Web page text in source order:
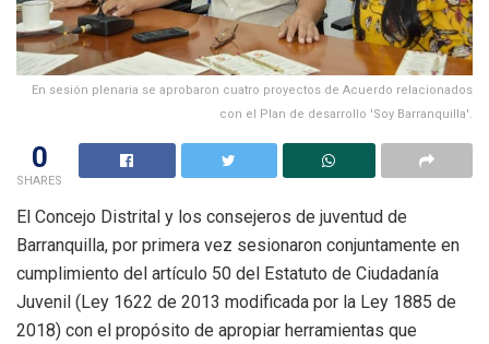
En sesión plenaria se aprobaron cuatro proyectos de Acuerdo relacionados
con el Plan de desarrollo 'Soy Barranquilla'.
0
SHARES
El Concejo Distrital y los consejeros de juventud de
Barranquilla, por primera vez sesionaron conjuntamente en
cumplimiento del artículo 50 del Estatuto de Ciudadanía
Juvenil (Ley 1622 de 2013 modificada por la Ley 1885 de
2018) con el propósito de apropiar herramientas que